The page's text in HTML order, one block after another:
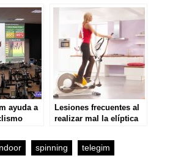
ayuda a
Lesiones frecuentes al
realizar mal la elíptica
spinning telegim